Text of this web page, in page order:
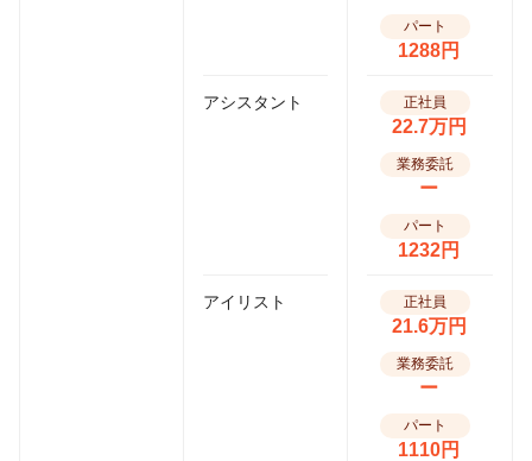
パート
1288円
アシスタント 正社員
22.7万円
業務委託
ー
パート
1232円
アイリスト 正社員
21.6万円
業務委託
ー
パート
1110円